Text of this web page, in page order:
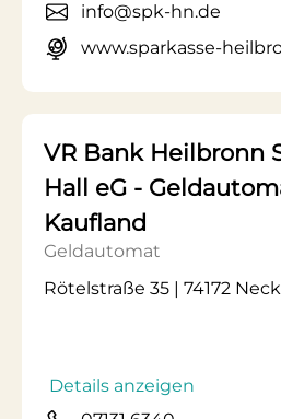
info@spk-hn.de
www.sparkasse-
VR Bank Heilbronn
Hall eG -
Kaufland
Geldautomat
Rötelstraße 35 | 74172
Details anzeigen